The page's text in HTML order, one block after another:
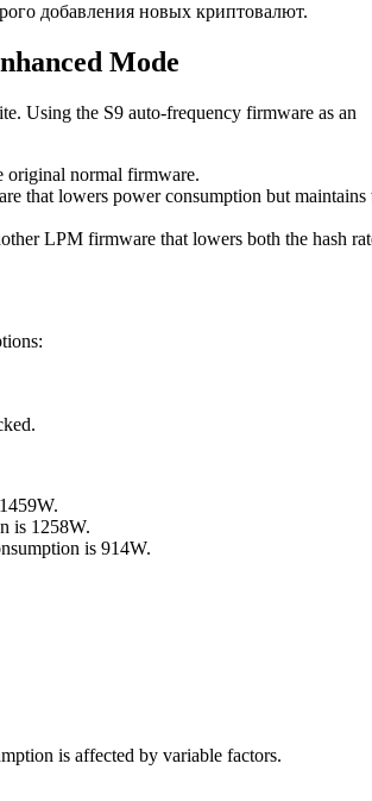
добавления новых криптовалют.
Mode
Using the S9 auto-frequency firmware as an
original normal firmware.
that lowers power consumption but maintains
LPM firmware that lowers both the hash
is 1258W.
is 914W.
is affected by variable factors.